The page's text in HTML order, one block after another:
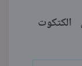
الكتكوت